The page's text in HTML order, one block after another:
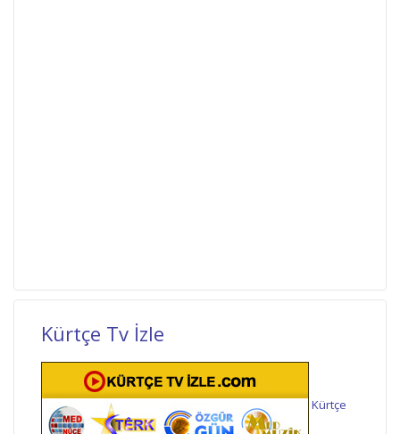
Kürtçe Tv İzle
Kürtçe